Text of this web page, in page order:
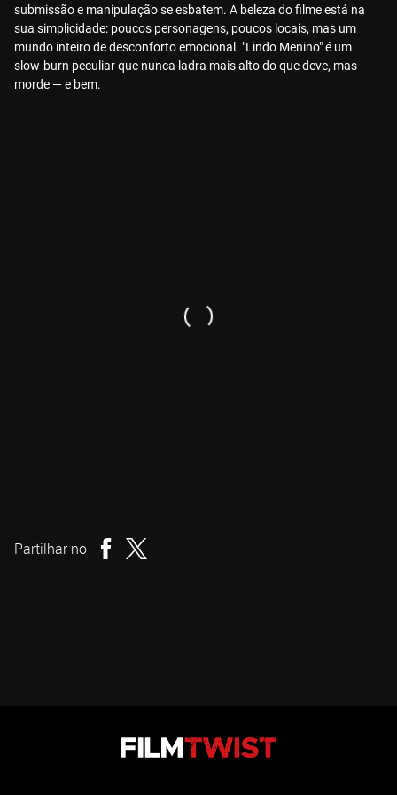
submissão e manipulação se esbatem. A beleza do filme está na
sua simplicidade: poucos personagens, poucos locais, mas um
mundo inteiro de desconforto emocional. "Lindo Menino" é um
slow-burn peculiar que nunca ladra mais alto do que deve, mas
morde — e bem.
Partilhar no